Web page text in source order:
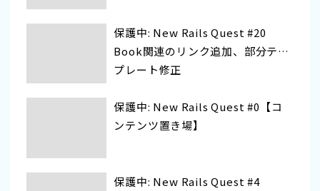
保護中: New Rails Quest #20
Book関連のリンク追加、部分テン
プレート修正
保護中: New Rails Quest #0【コ
ンテンツ置き場】
保護中: New Rails Quest #4